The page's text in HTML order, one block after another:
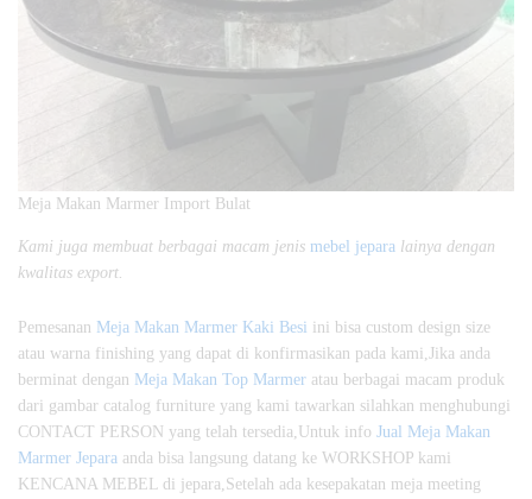
Meja Makan Marmer Import Bulat
Kami juga membuat berbagai macam jenis mebel jepara lainya dengan
kwalitas export.
Pemesanan Meja Makan Marmer Kaki Besi ini bisa custom design size
atau warna finishing yang dapat di konfirmasikan pada kami,Jika anda
berminat dengan Meja Makan Top Marmer atau berbagai macam produk
dari gambar catalog furniture yang kami tawarkan silahkan menghubungi
CONTACT PERSON yang telah tersedia,Untuk info Jual Meja Makan
Marmer Jepara anda bisa langsung datang ke WORKSHOP kami
KENCANA MEBEL di jepara,Setelah ada kesepakatan meja meeting